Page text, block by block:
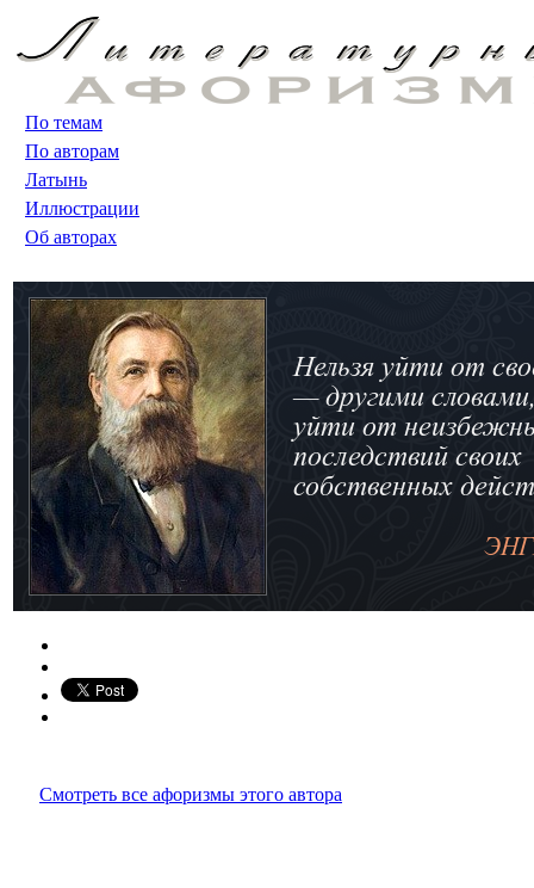
По темам
По авторам
Латынь
Иллюстрации
Об авторах
Смотреть все афоризмы этого автора